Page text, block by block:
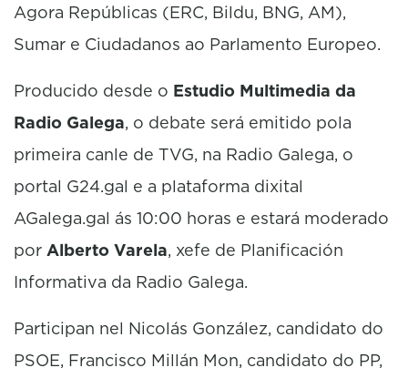
Agora Repúblicas (ERC, Bildu, BNG, AM),
Sumar e Ciudadanos ao Parlamento Europeo.
Producido desde o Estudio Multimedia da
Radio Galega, o debate será emitido pola
primeira canle de TVG, na Radio Galega, o
portal G24.gal e a plataforma dixital
AGalega.gal ás 10:00 horas e estará moderado
por Alberto Varela, xefe de Planificación
Informativa da Radio Galega.
Participan nel Nicolás González, candidato do
PSOE, Francisco Millán Mon, candidato do PP,